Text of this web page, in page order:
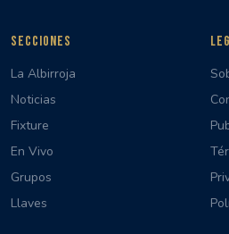
SECCIONES
La Albirroja
Noticias
Fixture
En Vivo
Grupos
Llaves